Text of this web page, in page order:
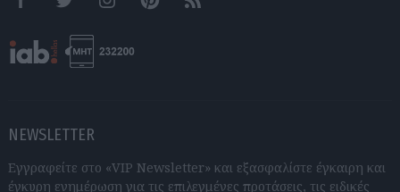
FacebookTwitter InstagramPinterestRSS feeds
NEWSLETTER
Εγγραφείτε στο «VIP Newsletter» και εξασφαλίστε έγκαιρη και
έγκυρη ενημέρωση για τις επιλεγμένες προτάσεις, τις ειδικές